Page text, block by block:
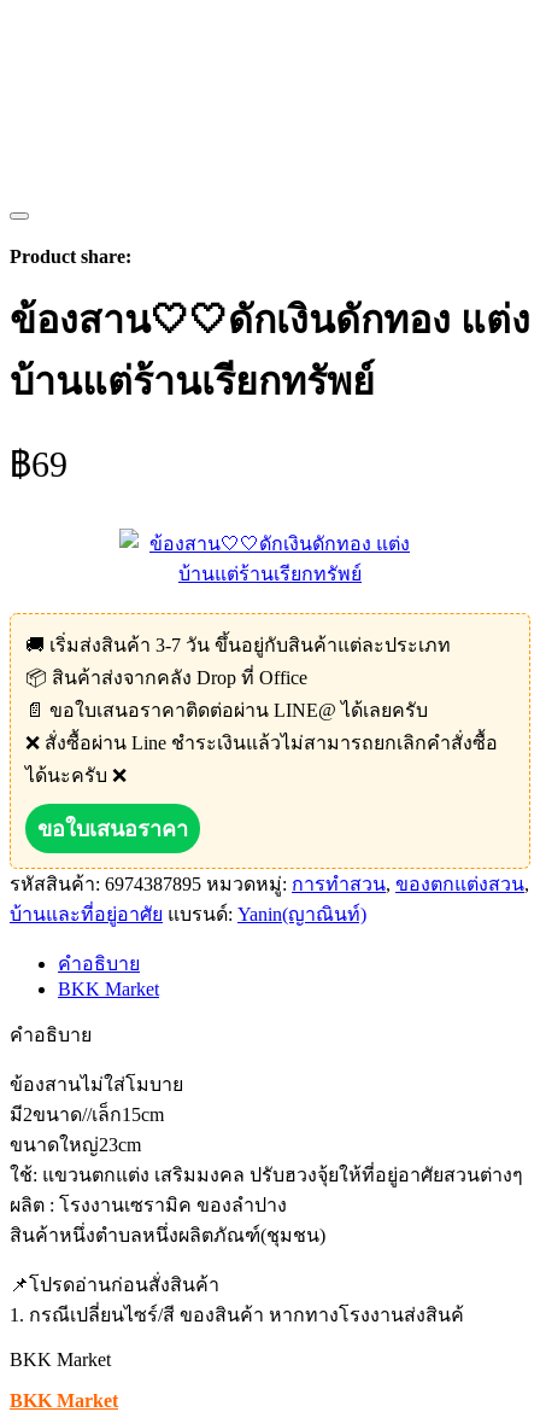
Product share:
ข้องสาน🤍🤍ดักเงินดักทอง แต่ง
บ้านแต่ร้านเรียกทรัพย์
฿69
🚚 เริ่มส่งสินค้า 3-7 วัน ขึ้นอยู่กับสินค้าแต่ละประเภท
📦 สินค้าส่งจากคลัง Drop ที่ Office
📄 ขอใบเสนอราคาติดต่อผ่าน LINE@ ได้เลยครับ
❌ สั่งซื้อผ่าน Line ชำระเงินแล้วไม่สามารถยกเลิกคำสั่งซื้อ
ได้นะครับ ❌
ขอใบเสนอราคา
รหัสสินค้า: 6974387895 หมวดหมู่: การทำสวน, ของตกแต่งสวน,
บ้านและที่อยู่อาศัย แบรนด์: Yanin(ญาณินท์)
คำอธิบาย
BKK Market
คำอธิบาย
ข้องสานไม่ใส่โมบาย
มี2ขนาด//เล็ก15cm
ขนาดใหญ่23cm
ใช้: แขวนตกแต่ง เสริมมงคล ปรับฮวงจุ้ยให้ที่อยู่อาศัยสวนต่างๆ
ผลิต : โรงงานเซรามิค ของลำปาง
สินค้าหนึ่งตำบลหนึ่งผลิตภัณฑ์(ชุมชน)
📌โปรดอ่านก่อนสั่งสินค้า
1. กรณีเปลี่ยนไซร์/สี ของสินค้า หากทางโรงงานส่งสินค้
BKK Market
BKK Market